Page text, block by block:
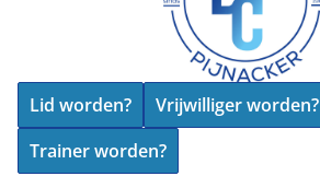
Lid worden?
Vrijwilliger worden?
Trainer worden?